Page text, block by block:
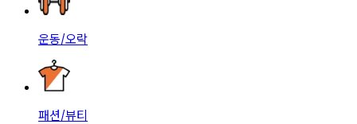
운동/오락
패션/뷰티